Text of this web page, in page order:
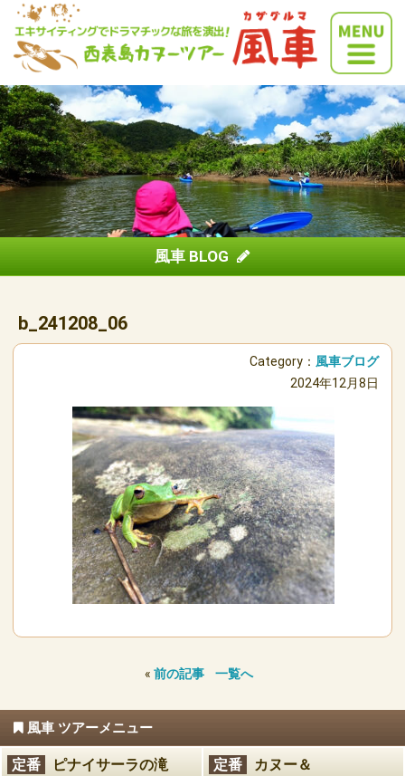
風車 BLOG
b_241208_06
Category： 風車ブログ
2024年12月8日
« 前の記事 一覧へ
風車 ツアーメニュー
定番
ピナイサーラの滝
定番
カヌー＆